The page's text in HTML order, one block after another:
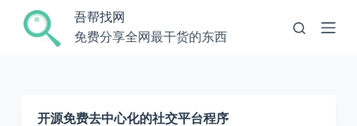
跳
过
吾帮找网
免费分享全网最干货的东西
开源免费去中心化的社交平台程序